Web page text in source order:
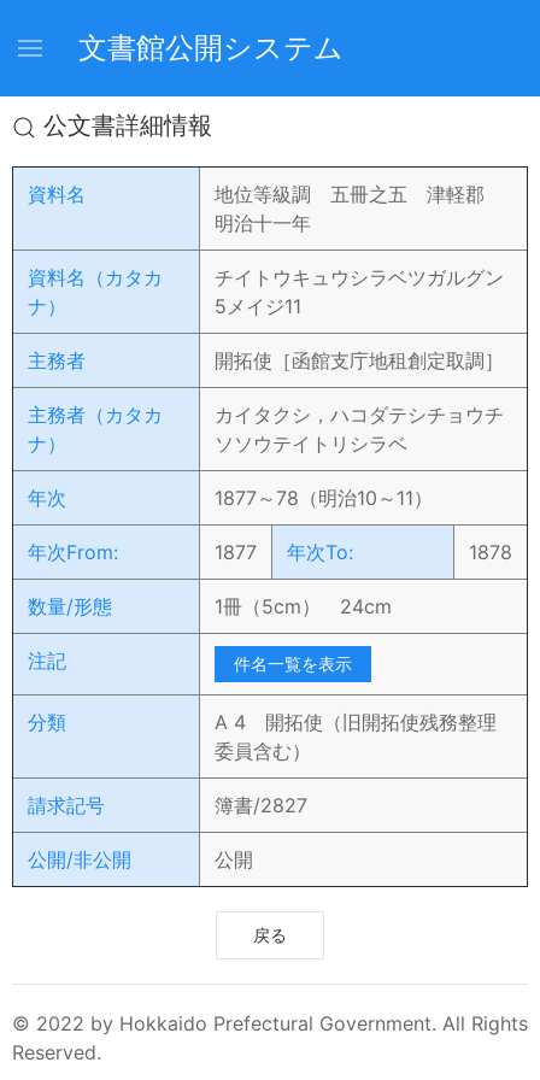
文書館公開システム
公文書詳細情報
資料名
地位等級調 五冊之五 津軽郡
明治十一年
資料名（カタカ
ナ）
チイトウキュウシラベツガルグン
5メイジ11
主務者 開拓使［函館支庁地租創定取調］
主務者（カタカ
ナ）
カイタクシ，ハコダテシチョウチ
ソソウテイトリシラベ
年次 1877～78（明治10～11）
年次From: 1877 年次To: 1878
数量/形態 1冊（5cm） 24cm
注記 件名一覧を表示
分類
A 4 開拓使（旧開拓使残務整理
委員含む）
請求記号 簿書/2827
公開/非公開 公開
戻る
© 2022 by Hokkaido Prefectural Government. All Rights
Reserved.